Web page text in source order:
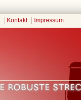
Kontakt Impressum